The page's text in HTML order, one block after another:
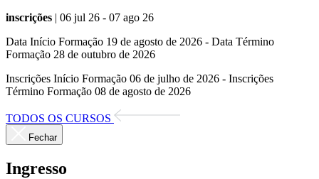
inscrições | 06 jul 26 - 07 ago 26
Data Início Formação 19 de agosto de 2026 - Data Término
Formação 28 de outubro de 2026
Inscrições Início Formação 06 de julho de 2026 - Inscrições
Término Formação 08 de agosto de 2026
TODOS OS CURSOS
Fechar
Ingresso